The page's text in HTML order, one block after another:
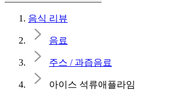
음식 리뷰
음료
주스 / 과즙음료
아이스 석류애플라임